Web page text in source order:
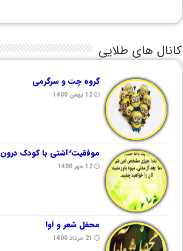
کانال های طلایی
گروه چت و سرگرمی
12 بهمن 1400
موفقیت*آشتی با کودک درون
12 مهر 1400
محفل شعر و آوا
21 مرداد 1400